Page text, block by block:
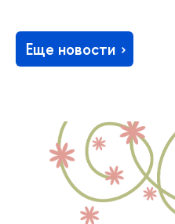
Еще новости